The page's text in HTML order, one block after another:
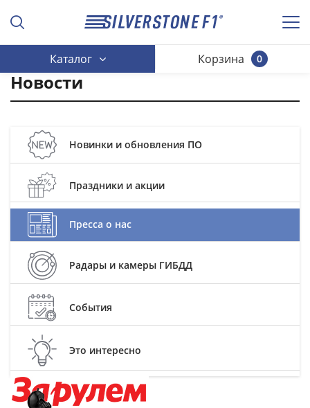
Каталог 0
Корзина
Новости
Новинки и обновления ПО
Праздники и акции
Пресса о нас
Радары и камеры ГИБДД
События
Это интересно